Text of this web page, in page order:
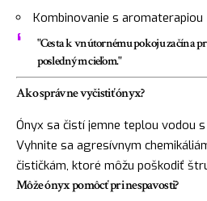
Kombinovanie s aromaterapiou
"Cesta k vnútornému pokoju začína
posledným cieľom."
Ako správne vyčistiť ónyx?
Ónyx sa čistí jemne teplou vodou
Vyhnite sa agresívnym
čističkám, ktoré môžu poškodiť
Môže ónyx pomôcť pri nespavosti?